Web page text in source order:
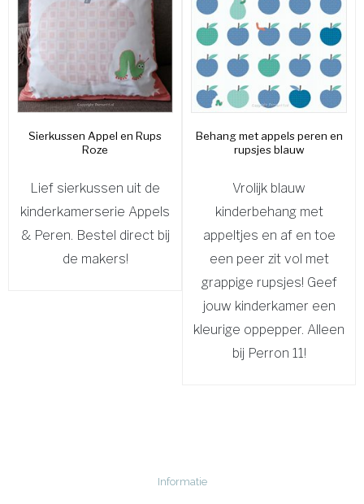
Sierkussen Appel en Rups
Roze
Lief sierkussen uit de
kinderkamerserie Appels
& Peren. Bestel direct bij
de makers!
Behang met appels peren en
rupsjes blauw
Vrolijk blauw
kinderbehang met
appeltjes en af en toe
een peer zit vol met
grappige rupsjes! Geef
jouw kinderkamer een
kleurige oppepper. Alleen
bij Perron 11!
Informatie